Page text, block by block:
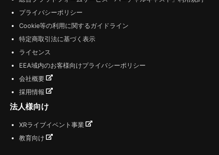
プライバシーポリシー
Cookie等の利用に関するガイドライン
特定商取引法に基づく表示
ライセンス
EEA域内のお客様向けプライバシーポリシー
会社概要
採用情報
法人様向け
XRライブイベント事業
教育向け